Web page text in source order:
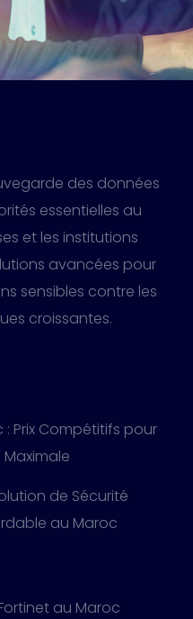
des données
essentielles au
et les institutions
avancées pour
sensibles contre les
croissantes.
: Prix Compétitifs pour
de Sécurité
au Maroc
au Maroc